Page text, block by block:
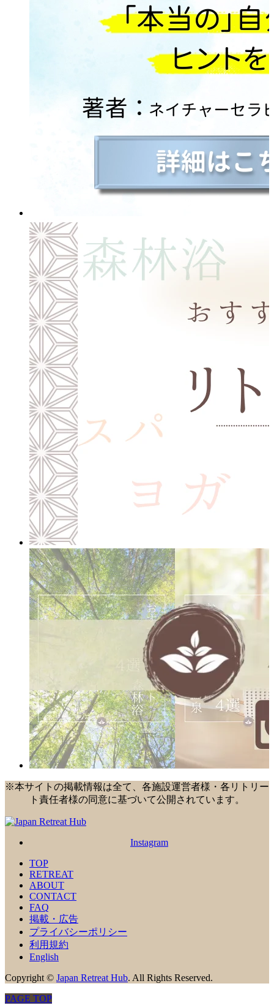
※本サイトの掲載情報は全て、各施設運営者様・各リトリー
ト責任者様の同意に基づいて公開されています。
Instagram
TOP
RETREAT
ABOUT
CONTACT
FAQ
掲載・広告
プライバシーポリシー
利用規約
English
Copyright © Japan Retreat Hub. All Rights Reserved.
PAGE TOP